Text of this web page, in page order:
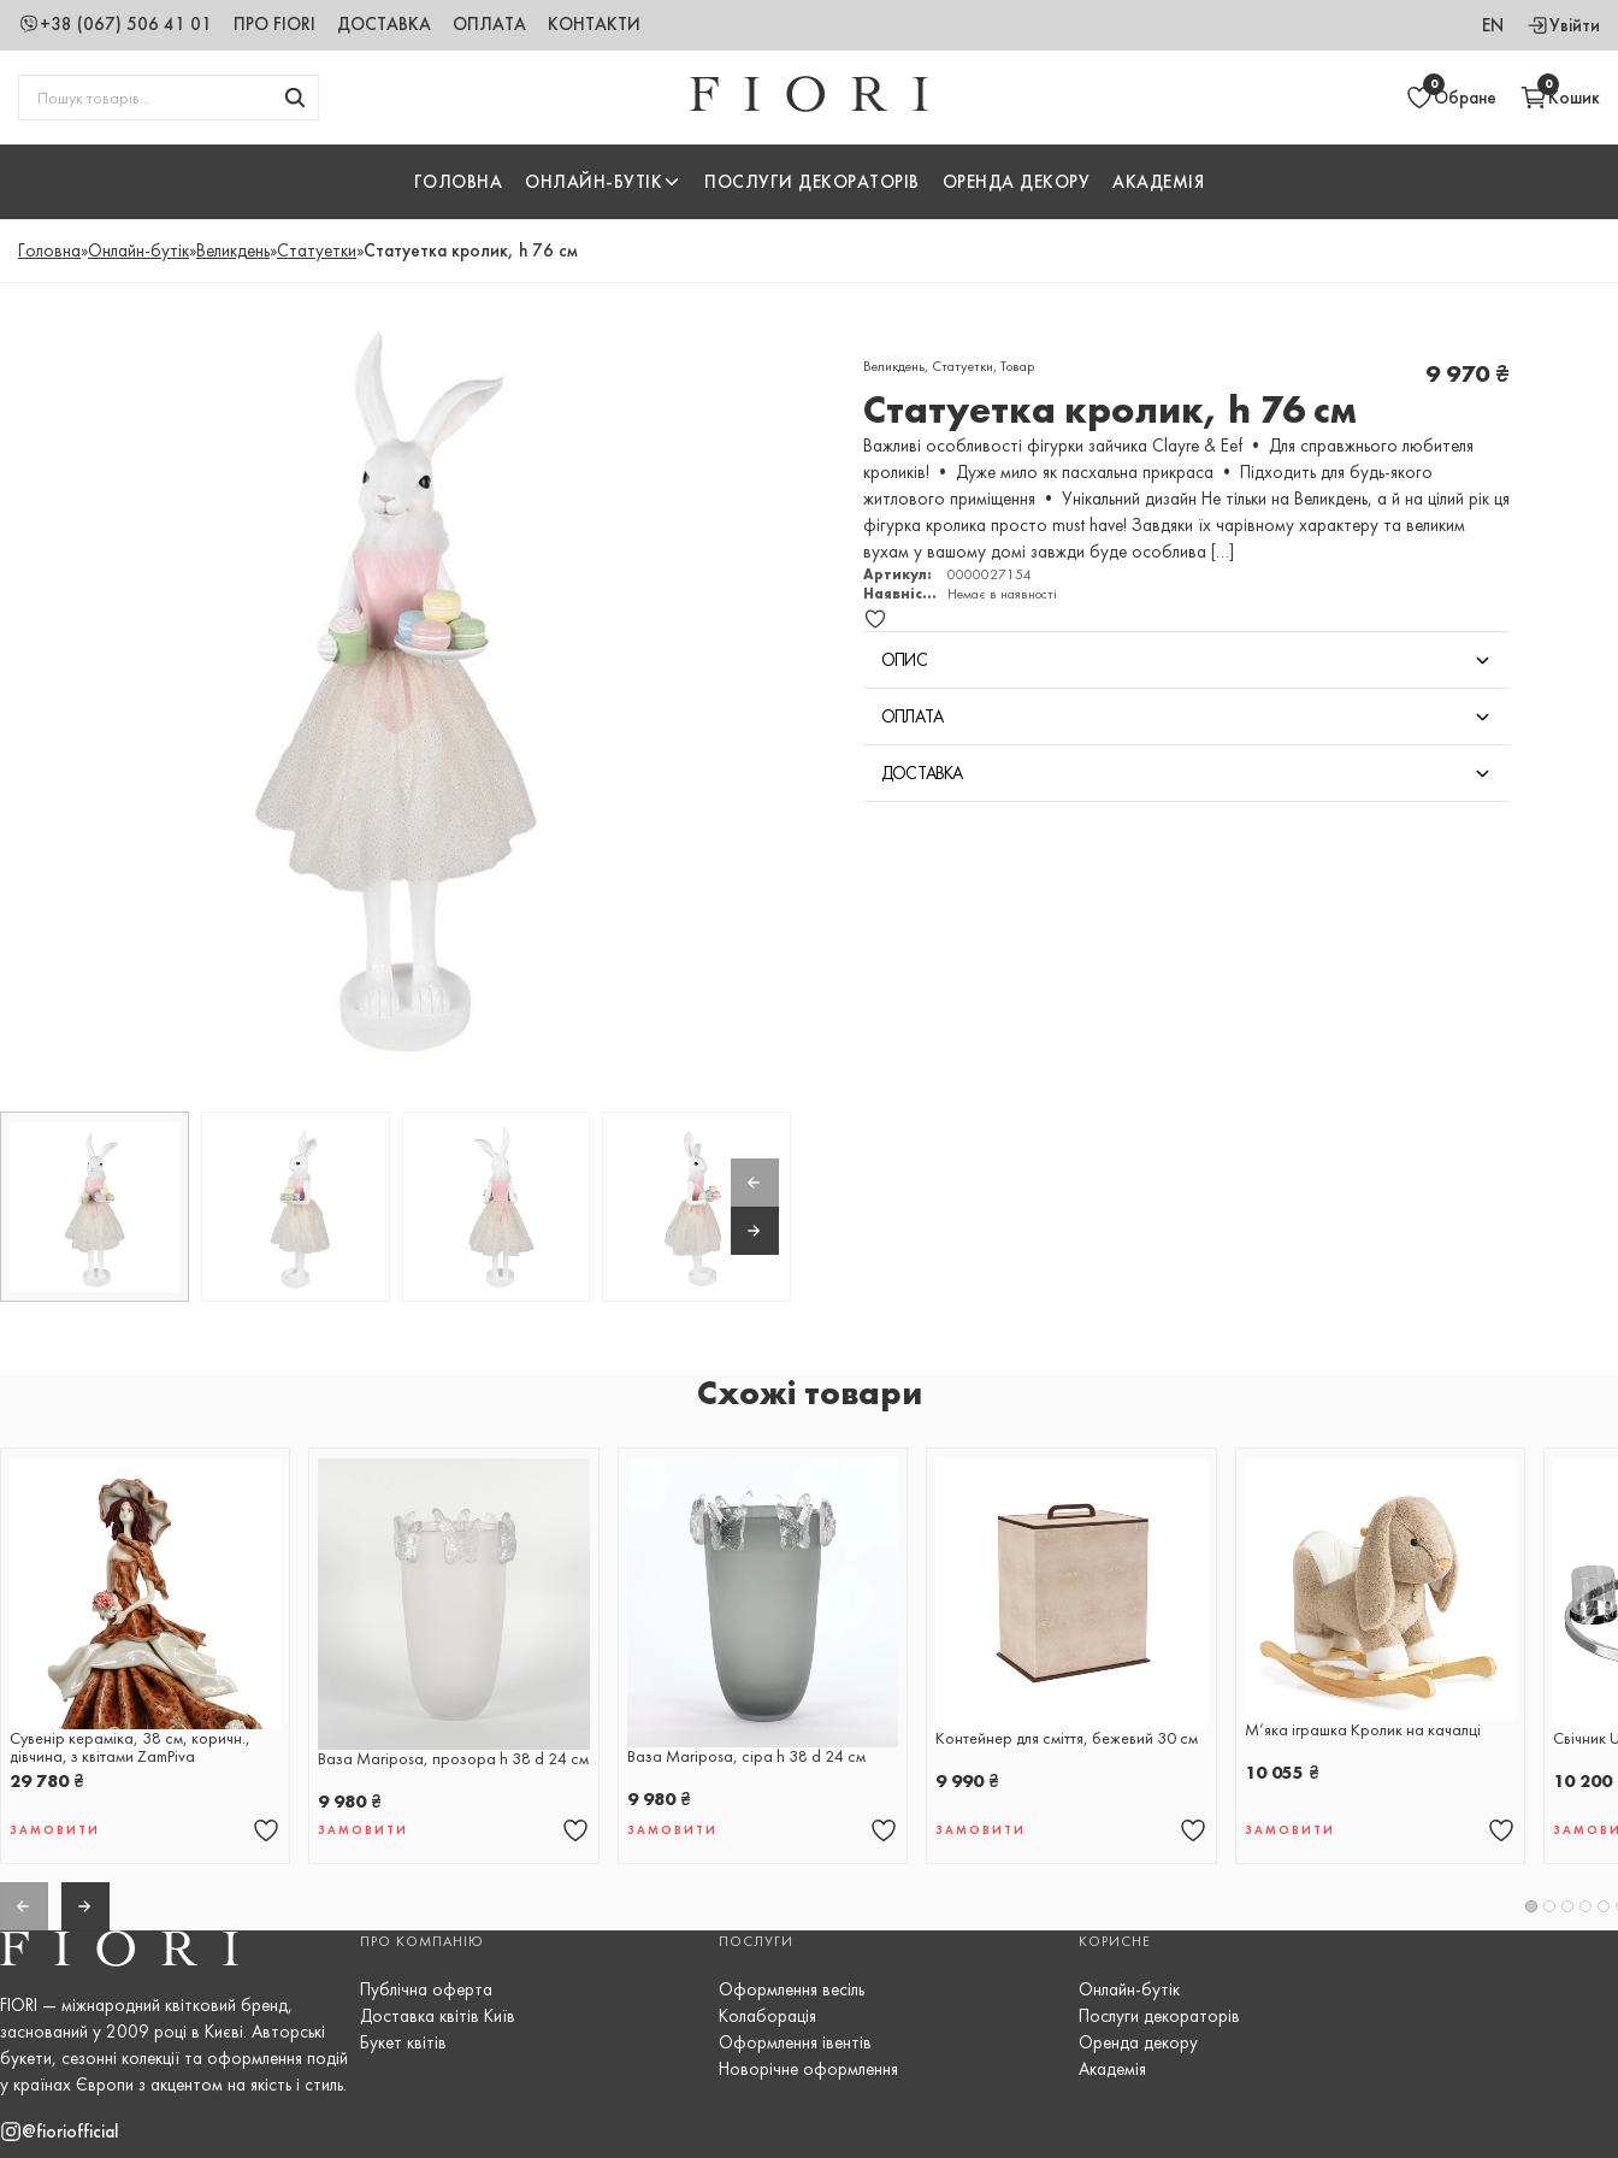
+38 (067) 506 41 01 ПРО FIORI ДОСТАВКА ОПЛАТА КОНТАКТИ EN Увійти
0
Обране
0
Кошик
ГОЛОВНА ОНЛАЙН-БУТІК ПОСЛУГИ ДЕКОРАТОРІВ ОРЕНДА ДЕКОРУ АКАДЕМІЯ
Головна»Онлайн-бутік»Великдень»Статуетки»Статуетка кролик, h 76 см
Великдень, Статуетки, Товар
Статуетка кролик, h 76 см
9 970₴
Важливі особливості фігурки зайчика Clayre & Eef • Для справжнього любителя
кроликів! • Дуже мило як пасхальна прикраса • Підходить для будь-якого
житлового приміщення • Унікальний дизайн Не тільки на Великдень, а й на цілий рік ця
фігурка кролика просто must have! Завдяки їх чарівному характеру та великим
вухам у вашому домі завжди буде особлива […]
Артикул:
0000027154
Наявність:
Немає в наявності
ОПИС
ОПЛАТА
ДОСТАВКА
Схожі товари
Сувенір кераміка, 38 см, коричн.,
дівчина, з квітами ZamPiva
29 780 ₴
ЗАМОВИТИ
Ваза Mariposa, прозора h 38 d 24 cм
9 980 ₴
ЗАМОВИТИ
Ваза Mariposa, сіра h 38 d 24 см
9 980 ₴
ЗАМОВИТИ
Контейнер для сміття, бежевий 30 см
9 990 ₴
ЗАМОВИТИ
М’яка іграшка Кролик на качалці
10 055 ₴
ЗАМОВИТИ
Свічник
10 200
FIORI — міжнародний квітковий бренд,
заснований у 2009 році в Києві. Авторські
букети, сезонні колекції та оформлення подій
у країнах Європи з акцентом на якість і стиль.
@fioriofficial
ПРО КОМПАНІЮ
Публічна оферта
Доставка квітів Київ
Букет квітів
ПОСЛУГИ
Оформлення весіль
Колаборація
Оформлення івентів
Новорічне оформлення
КОРИСНЕ
Онлайн-бутік
Послуги декораторів
Оренда декору
Академія